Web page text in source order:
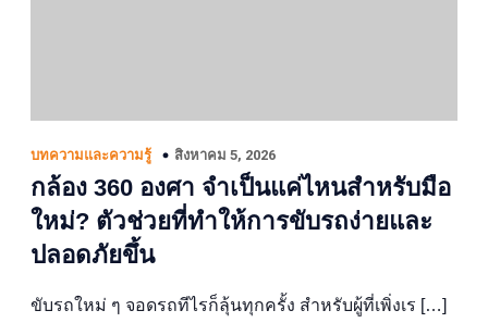
บทความและความรู้ สิงหาคม 5, 2026
กล้อง 360 องศา จำเป็นแค่ไหนสำหรับมือ
ใหม่? ตัวช่วยที่ทำให้การขับรถง่ายและ
ปลอดภัยขึ้น
ขับรถใหม่ ๆ จอดรถทีไรก็ลุ้นทุกครั้ง สำหรับผู้ที่เพิ่งเร […]